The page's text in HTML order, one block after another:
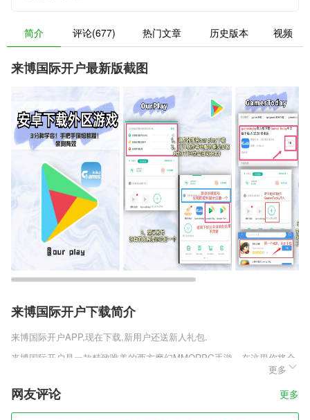
简介 评论(677) 热门文章 历史版本 视频
来博国际开户最新版截图
来博国际开户下载简介
来博国际开户APP,现在下载,新用户还送新人礼包.
来博国际开户是一款精致唯美的西方魔幻MMORPG手游，在这里你将会
成为猎魔勇士，使用强大的上古神器与邪恶魔王作战。各种手游职业任你
选择，多人组队完成猎魔任务，获得顶级装备战力大增。本次还为玩家们
带来了各种游戏攻略，喜欢的玩家们快来下载这款魔法来袭手游最新版体
验吧。
更多
网友评论 更多